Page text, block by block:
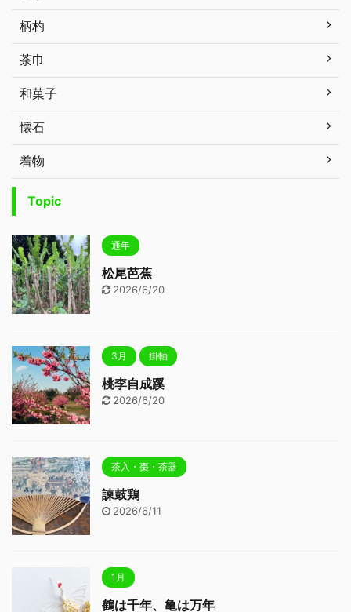
柄杓
茶巾
和菓子
懐石
着物
Topic
通年
松尾芭蕉
2026/6/20
3月 掛軸
桃李自成蹊
2026/6/20
茶入・棗・茶器
諫鼓鶏
2026/6/11
1月
鶴は千年、亀は万年